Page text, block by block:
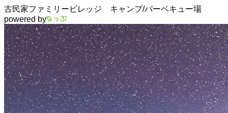
古民家ファミリービレッジ キャンプ/バーベキュー場
powered by